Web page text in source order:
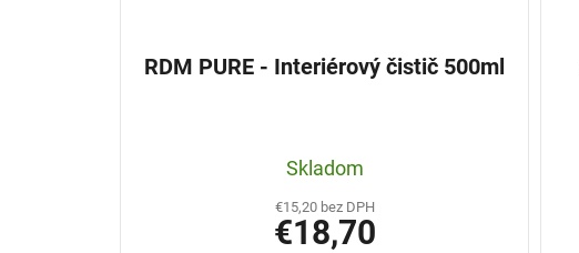
RDM PURE - Interiérový čistič 500ml
Skladom
€15,20 bez DPH
€18,70